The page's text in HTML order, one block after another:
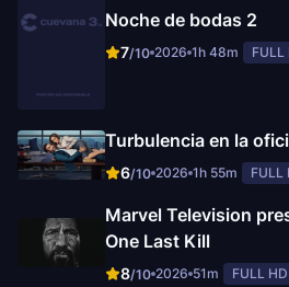
Noche de bodas 2
7/10 2026 1h 48m FULL
Turbulencia en la
6/10 2026 1h 55m FULL
Marvel Television
One Last Kill
8/10 2026 51m FULL HD